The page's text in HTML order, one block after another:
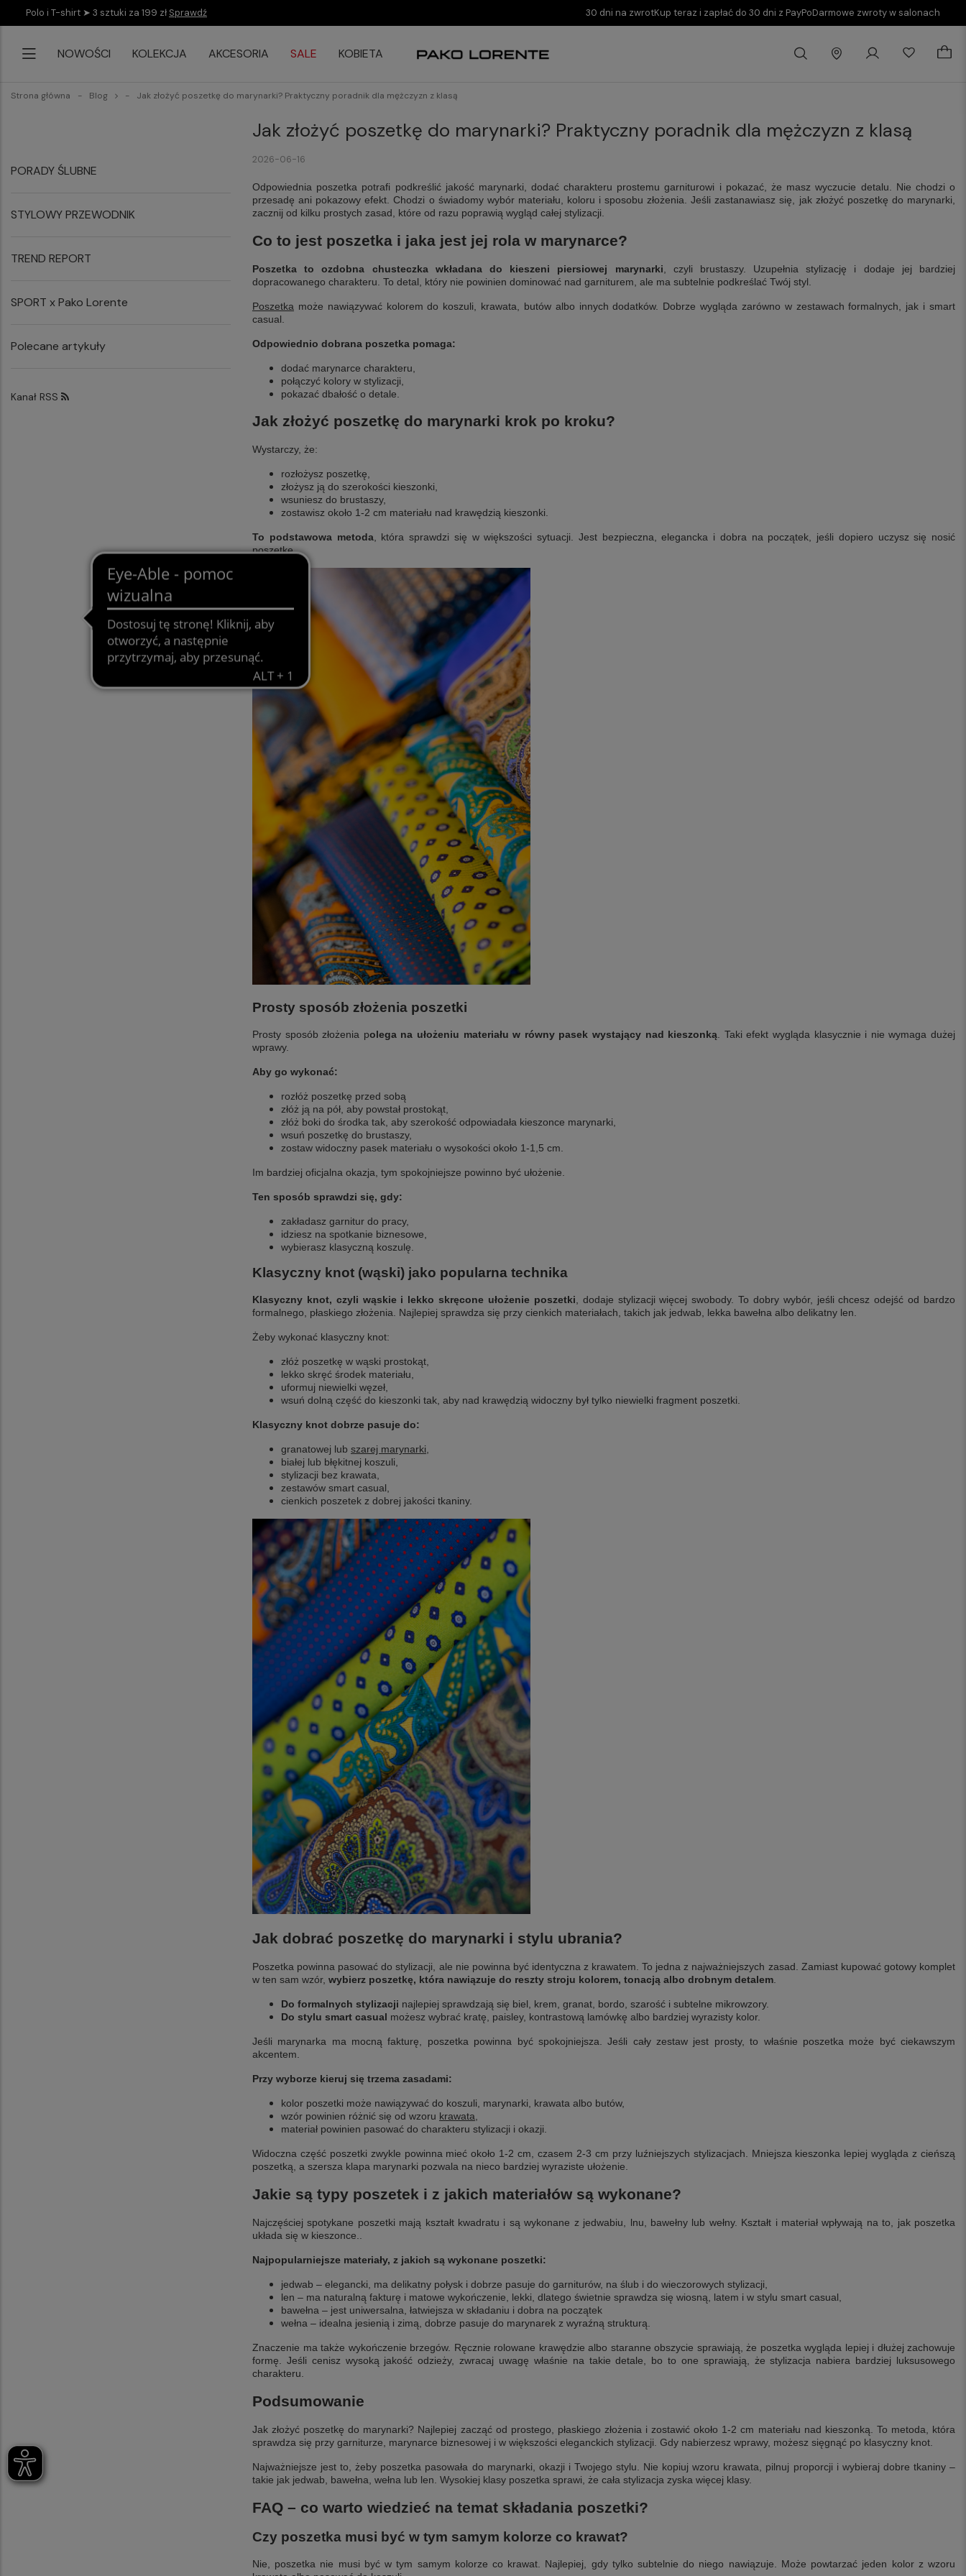
Polo i T-shirt ➤ 3 sztuki za 199 zł Sprawdź 30 dni na zwrotKup teraz i zapłać do 30 dni z PayPoDarmowe zwroty w salonach
NOWOŚCI KOLEKCJA AKCESORIA SALE KOBIETA
Strona główna Blog Jak złożyć poszetkę do marynarki? Praktyczny poradnik dla mężczyzn z klasą
PORADY ŚLUBNE
STYLOWY PRZEWODNIK
TREND REPORT
SPORT x Pako Lorente
Polecane artykuły
Kanał RSS
Jak złożyć poszetkę do marynarki? Praktyczny poradnik dla mężczyzn z klasą
2026-06-16
Odpowiednia poszetka potrafi podkreślić jakość marynarki, dodać charakteru prostemu garniturowi i pokazać, że masz wyczucie detalu. Nie chodzi o
przesadę ani pokazowy efekt. Chodzi o świadomy wybór materiału, koloru i sposobu złożenia. Jeśli zastanawiasz się, jak złożyć poszetkę do marynarki,
zacznij od kilku prostych zasad, które od razu poprawią wygląd całej stylizacji.
Co to jest poszetka i jaka jest jej rola w marynarce?
Poszetka to ozdobna chusteczka wkładana do kieszeni piersiowej marynarki , czyli brustaszy. Uzupełnia stylizację i dodaje jej bardziej
dopracowanego charakteru. To detal, który nie powinien dominować nad garniturem, ale ma subtelnie podkreślać Twój styl.
Poszetka może nawiązywać kolorem do koszuli, krawata, butów albo innych dodatków. Dobrze wygląda zarówno w zestawach formalnych, jak i smart
casual.
Odpowiednio dobrana poszetka pomaga:
dodać marynarce charakteru,
połączyć kolory w stylizacji,
pokazać dbałość o detale.
Jak złożyć poszetkę do marynarki krok po kroku?
Wystarczy, że:
rozłożysz poszetkę,
złożysz ją do szerokości kieszonki,
wsuniesz do brustaszy,
zostawisz około 1-2 cm materiału nad krawędzią kieszonki.
To podstawowa metoda, która sprawdzi się w większości sytuacji. Jest bezpieczna, elegancka i dobra na początek, jeśli dopiero uczysz się nosić
poszetkę.
Prosty sposób złożenia poszetki
Prosty sposób złożenia polega na ułożeniu materiału w równy pasek wystający nad kieszonką. Taki efekt wygląda klasycznie i nie wymaga dużej
wprawy.
Aby go wykonać:
rozłóż poszetkę przed sobą
złóż ją na pół, aby powstał prostokąt,
złóż boki do środka tak, aby szerokość odpowiadała kieszonce marynarki,
wsuń poszetkę do brustaszy,
zostaw widoczny pasek materiału o wysokości około 1-1,5 cm.
Im bardziej oficjalna okazja, tym spokojniejsze powinno być ułożenie.
Ten sposób sprawdzi się, gdy:
zakładasz garnitur do pracy,
idziesz na spotkanie biznesowe,
wybierasz klasyczną koszulę.
Klasyczny knot (wąski) jako popularna technika
Klasyczny knot, czyli wąskie i lekko skręcone ułożenie poszetki, dodaje stylizacji więcej swobody. To dobry wybór, jeśli chcesz odejść od bardzo
formalnego, płaskiego złożenia. Najlepiej sprawdza się przy cienkich materiałach, takich jak jedwab, lekka bawełna albo delikatny len.
Żeby wykonać klasyczny knot:
złóż poszetkę w wąski prostokąt,
lekko skręć środek materiału,
uformuj niewielki węzeł,
wsuń dolną część do kieszonki tak, aby nad krawędzią widoczny był tylko niewielki fragment poszetki.
Klasyczny knot dobrze pasuje do:
granatowej lub szarej marynarki,
białej lub błękitnej koszuli,
stylizacji bez krawata,
zestawów smart casual,
cienkich poszetek z dobrej jakości tkaniny.
Jak dobrać poszetkę do marynarki i stylu ubrania?
Poszetka powinna pasować do stylizacji, ale nie powinna być identyczna z krawatem. To jedna z najważniejszych zasad. Zamiast kupować gotowy komplet
w ten sam wzór, wybierz poszetkę, która nawiązuje do reszty stroju kolorem, tonacją albo drobnym detalem
Do formalnych stylizacji najlepiej sprawdzają się biel, krem, granat, bordo, szarość i subtelne mikrowzory.
Do stylu smart casual możesz wybrać kratę, paisley, kontrastową lamówkę albo bardziej wyrazisty kolor.
Jeśli marynarka ma mocną fakturę, poszetka powinna być spokojniejsza. Jeśli cały zestaw jest prosty, to właśnie poszetka może być ciekawszym
akcentem.
Przy wyborze kieruj się trzema zasadami:
kolor poszetki może nawiązywać do koszuli, marynarki, krawata albo butów,
wzór powinien różnić się od wzoru krawata
materiał powinien pasować do charakteru stylizacji i okazji.
Widoczna część poszetki zwykle powinna mieć około 1-2 cm, czasem 2-3 cm przy luźniejszych stylizacjach. Mniejsza kieszonka lepiej wygląda z cieńszą
poszetką, a szersza klapa marynarki pozwala na nieco bardziej wyraziste ułożenie.
Jakie są typy poszetek i z jakich materiałów są wykonane?
Najczęściej spotykane poszetki mają kształt kwadratu i są wykonane z jedwabiu, lnu, bawełny lub wełny. Kształt i materiał wpływają na to, jak poszetka
układa się w kieszonce..
Najpopularniejsze materiały, z jakich są wykonane poszetki:
jedwab – elegancki, ma delikatny połysk i dobrze pasuje do garniturów, na ślub i do wieczorowych stylizacji,
len – ma naturalną fakturę i matowe wykończenie, lekki, dlatego świetnie sprawdza się wiosną, latem i w stylu smart casual,
bawełna – jest uniwersalna, łatwiejsza w składaniu i dobra na początek
wełna – idealna jesienią i zimą, dobrze pasuje do marynarek z wyraźną strukturą.
Znaczenie ma także wykończenie brzegów. Ręcznie rolowane krawędzie albo staranne obszycie sprawiają, że poszetka wygląda lepiej i dłużej zachowuje
formę. Jeśli cenisz wysoką jakość odzieży, zwracaj uwagę właśnie na takie detale, bo to one sprawiają, że stylizacja nabiera bardziej luksusowego
charakteru.
Podsumowanie
Jak złożyć poszetkę do marynarki? Najlepiej zacząć od prostego, płaskiego złożenia i zostawić około 1-2 cm materiału nad kieszonką. To metoda, która
sprawdza się przy garniturze, marynarce biznesowej i w większości eleganckich stylizacji. Gdy nabierzesz wprawy, możesz sięgnąć po klasyczny knot.
Najważniejsze jest to, żeby poszetka pasowała do marynarki, okazji i Twojego stylu. Nie kopiuj wzoru krawata, pilnuj proporcji i wybieraj dobre tkaniny –
takie jak jedwab, bawełna, wełna lub len. Wysokiej klasy poszetka sprawi, że cała stylizacja zyska więcej klasy.
FAQ – co warto wiedzieć na temat składania poszetki?
Czy poszetka musi być w tym samym kolorze co krawat?
Nie, poszetka nie musi być w tym samym kolorze co krawat. Najlepiej, gdy tylko subtelnie do niego nawiązuje. Może powtarzać jeden kolor z wzoru